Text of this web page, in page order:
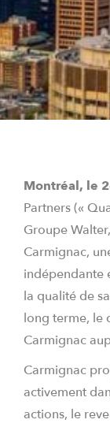
Montréal, le
Partners («
Groupe
Carmignac,
indépendante
la qualité de
long terme, le
Carmignac
Carmignac
activement
actions, le